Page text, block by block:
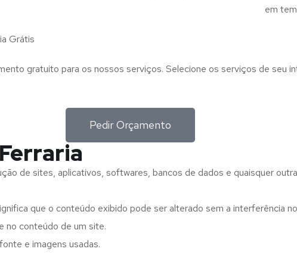
em
Grátis
gratuito para os nossos serviços. Selecione os serviços de seu
Pedir Orçamento
de sites, aplicativos, softwares, bancos de dados e quaisquer
que o conteúdo exibido pode ser alterado sem a interferência
no conteúdo de um site.
e imagens usadas.